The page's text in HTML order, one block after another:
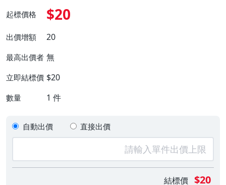
起標價格 $20
出價增額 20
最高出價者 無
立即結標價 $20
數量 1 件
自動出價 直接出價
結標價 $20